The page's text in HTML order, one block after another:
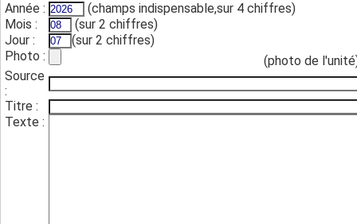
Année :
(champs indispensable,sur 4 chiffres)
Mois :
(sur 2 chiffres)
Jour :
(sur 2 chiffres)
Photo :
(photo de
Source
:
Titre :
Texte :